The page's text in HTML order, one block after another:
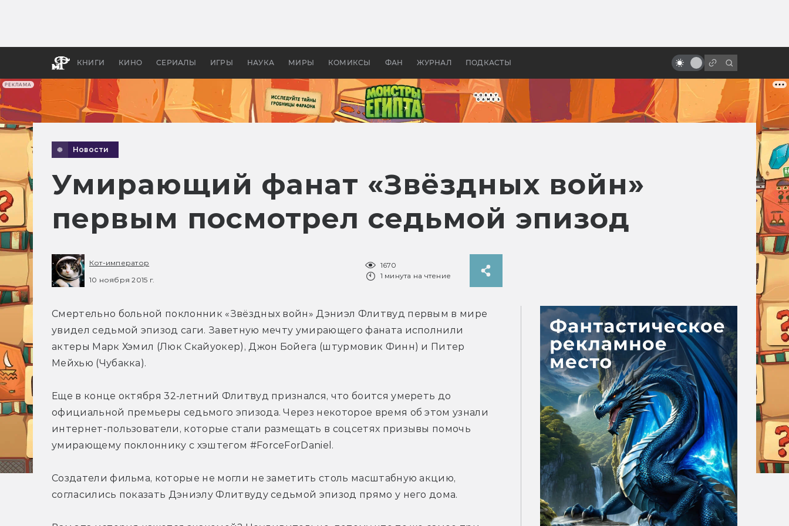
РЕКЛАМА
КНИГИ КИНО СЕРИАЛЫ ИГРЫ НАУКА МИРЫ КОМИКСЫ ФАН ЖУРНАЛ ПОДКАСТЫ
апокалипсис, в России —
бы «Властелина колец»
настоящим волшебством
Новости
Умирающий фанат «Звёздных войн»
первым посмотрел седьмой эпизод
Кот-император
10 ноября 2015 г.
1670
1 минута на чтение
Смертельно больной поклонник «Звёздных войн» Дэниэл Флитвуд первым в мире
увидел седьмой эпизод саги. Заветную мечту умирающего фаната исполнили
актеры Марк Хэмил (Люк Скайуокер), Джон Бойега (штурмовик Финн) и Питер
Мейхью (Чубакка).
Еще в конце октября 32-летний Флитвуд признался, что боится умереть до
официальной премьеры седьмого эпизода. Через некоторое время об этом узнали
интернет-пользователи, которые стали размещать в соцсетях призывы помочь
умирающему поклоннику с хэштегом #ForceForDaniel.
Создатели фильма, которые не могли не заметить столь масштабную акцию,
согласились показать Дэниэлу Флитвуду седьмой эпизод прямо у него дома.